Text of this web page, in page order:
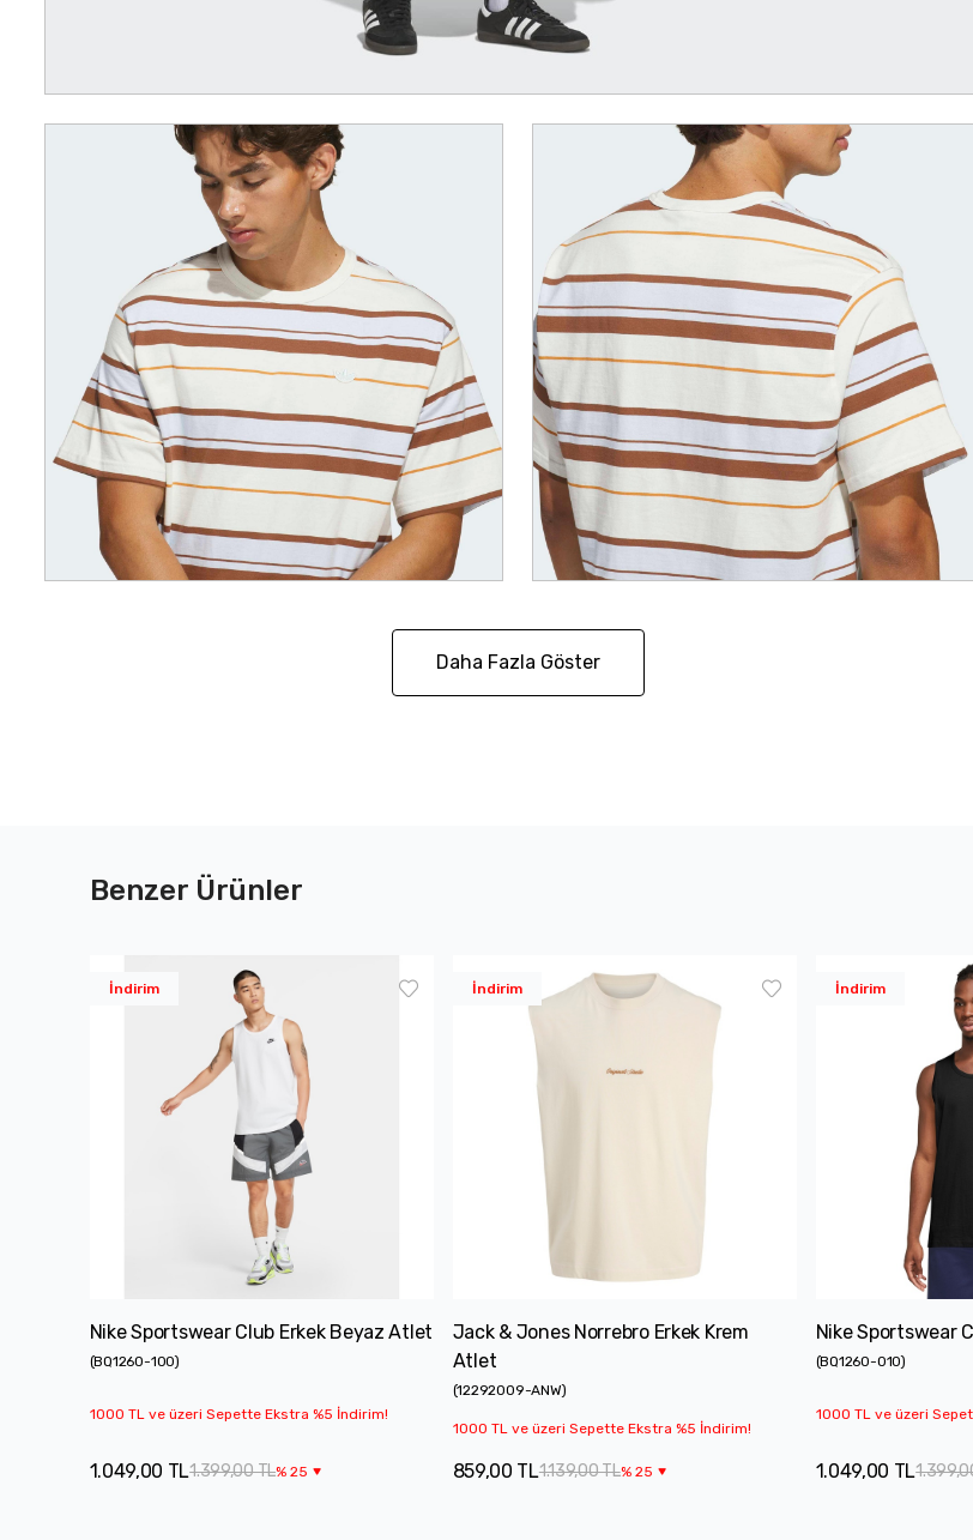
Daha Fazla Göster
Benzer Ürünler
İndirim
Nike Sportswear Club Erkek Beyaz Atlet
(BQ1260-100)
1000 TL ve üzeri Sepette Ekstra %5 İndirim!
1.399,00 TL%25
1.049,00 TL
İndirim
Jack & Jones Norrebro Erkek Krem
Atlet
(12292009-ANW)
1000 TL ve üzeri Sepette Ekstra %5 İndirim!
1.139,00 TL% 25
859,00 TL
İndirim
Nike Sportswear
(BQ1260-010)
1000 TL ve üzeri
1.049,00 TL